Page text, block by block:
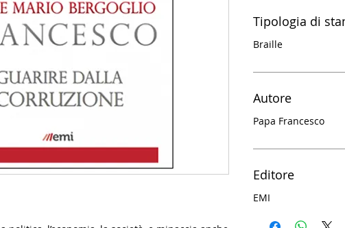
Tipologia di
Braille
Autore
Papa Francesco
Editore
EMI